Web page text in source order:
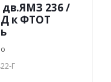
дв.ЯМЗ 236 /
к ФТОТ
Г